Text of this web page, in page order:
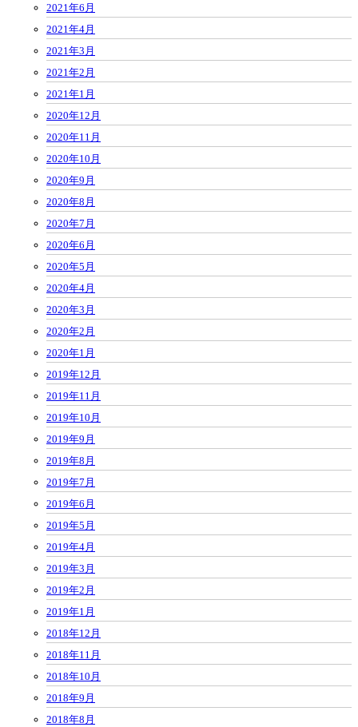
2021年6月
2021年4月
2021年3月
2021年2月
2021年1月
2020年12月
2020年11月
2020年10月
2020年9月
2020年8月
2020年7月
2020年6月
2020年5月
2020年4月
2020年3月
2020年2月
2020年1月
2019年12月
2019年11月
2019年10月
2019年9月
2019年8月
2019年7月
2019年6月
2019年5月
2019年4月
2019年3月
2019年2月
2019年1月
2018年12月
2018年11月
2018年10月
2018年9月
2018年8月